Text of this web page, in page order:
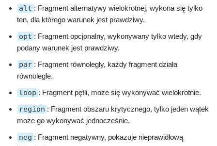
alt : Fragment alternatywy wielokrotnej, wykona się tylko
ten, dla którego warunek jest prawdziwy.
opt : Fragment opcjonalny, wykonywany tylko wtedy, gdy
podany warunek jest prawdziwy.
par : Fragment równoległy, każdy fragment działa
równolegle.
loop : Fragment pętli, może się wykonywać wielokrotnie.
region : Fragment obszaru krytycznego, tylko jeden wątek
może go wykonywać jednocześnie.
neg : Fragment negatywny, pokazuje nieprawidłową